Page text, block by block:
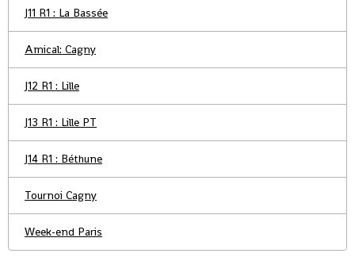
J11 R1 : La Bassée
Amical: Cagny
J12 R1 : Lille
J13 R1 : Lille PT
J14 R1 : Béthune
Tournoi Cagny
Week-end Paris